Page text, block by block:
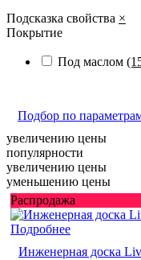
Подсказка свойства ×
Покрытие
Под маслом
Подбор по
увеличению цены
популярности
увеличению цены
уменьшению цены
Распродажа
Подробнее
Инженерная доска